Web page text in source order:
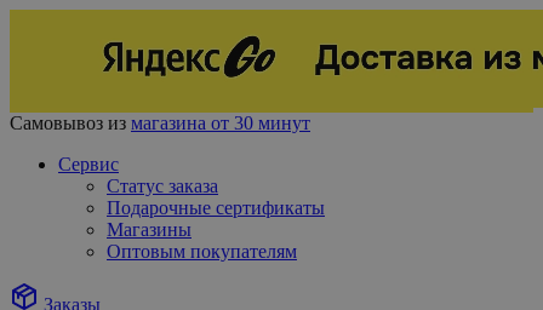
Самовывоз из магазина от 30 минут
Сервис
Статус заказа
Подарочные сертификаты
Магазины
Оптовым покупателям
Заказы